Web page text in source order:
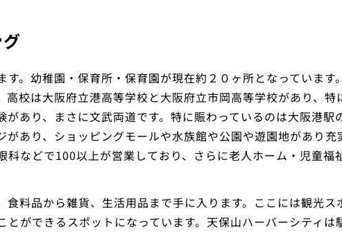
す。幼稚園・保育所・保育園が現在約２０ヶ所となっていま
高校は大阪府立港高等学校と大阪府立市岡高等学校があり、
があり、まさに文武両道です。特に賑わっているのは大阪港
があり、ショッピングモールや水族館や公園や遊園地があり
科などで100以上が営業しており、さらに老人ホーム・児童福
食料品から雑貨、生活用品まで手に入ります。ここには観光
とができるスポットになっています。天保山ハーバーシティ